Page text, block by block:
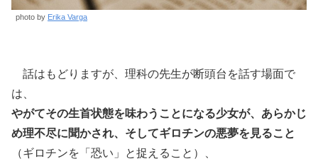
photo by Erika Varga
話はもどりますが、理科の先生が断頭台を話す場面で
は、
やがてその生首状態を味わうことになる少女が、あらかじ
め理不尽に聞かされ、そしてギロチンの悪夢を見ること
（ギロチンを「恐い」と捉えること）、